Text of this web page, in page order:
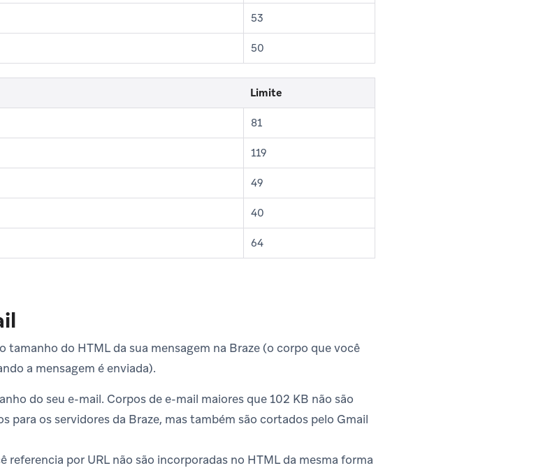
53
50
Limite
81
119
49
40
64
tamanho do HTML da sua mensagem na Braze (o corpo que você
a mensagem é enviada).
do seu e-mail. Corpos de e-mail maiores que 102 KB não são
para os servidores da Braze, mas também são cortados pelo Gmail
referencia por URL não são incorporadas no HTML da mesma forma